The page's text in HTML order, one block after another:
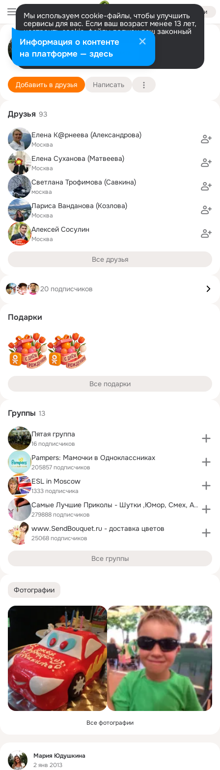
Войти
Мы используем cookie-файлы, чтобы улучшить
сервисы для вас. Если ваш возраст менее 13 лет,
настроить cookie-файлы должен ваш законный
представитель. Больше информации
Разрешить все Настроить
Мария Юдушкина
Москва
19 июля (42 года)
537 школа (с гимназическими и лицейскими
Подробнее
Добавить в друзья Написать
Фотографии
Все фотографии
Фид
Мария Юдушкина
2 янв 2013
Друзья 93
Елена К@рнеева (Александрова)
Москва
Елена Суханова (Матвеева)
Москва
Светлана Трофимова (Савкина)
москва
Лариса Ванданова (Козлова)
Москва
Алексей Сосулин
Москва
Все друзья
20 подписчиков
Подарки
Все подарки
Группы 13
Пятая группа
16 подписчиков
Pampers: Мамочки в Одноклассниках
205857 подписчиков
ESL in Moscow
1333 подписчика
Самые Лучшие Приколы - Шутки ,Юмор, Смех, Анекдоты
279888 подписчиков
www.SendBouquet.ru - доставка цветов
25068 подписчиков
Все группы
Информация о контенте
на платформе — здесь